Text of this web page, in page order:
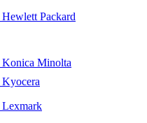
Packard
Minolta